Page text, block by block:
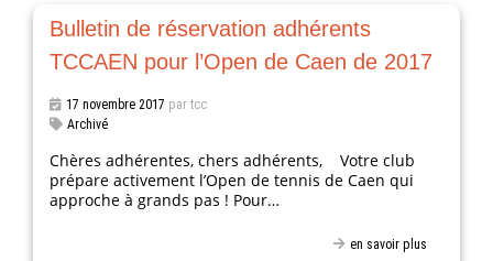
Bulletin de réservation adhérents
TCCAEN pour l’Open de Caen de 2017
17 novembre 2017 par tcc
Archivé
Chères adhérentes, chers adhérents, Votre club
prépare activement l’Open de tennis de Caen qui
approche à grands pas ! Pour…
en savoir plus